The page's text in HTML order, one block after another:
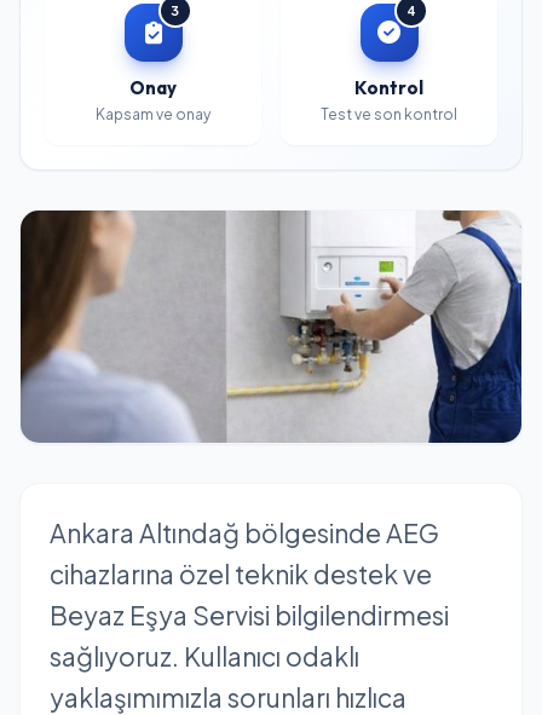
3
Onay
Kapsam ve onay
4
Kontrol
Test ve son kontrol
Ankara Altındağ bölgesinde AEG
cihazlarına özel teknik destek ve
Beyaz Eşya Servisi bilgilendirmesi
sağlıyoruz. Kullanıcı odaklı
yaklaşımımızla sorunları hızlıca